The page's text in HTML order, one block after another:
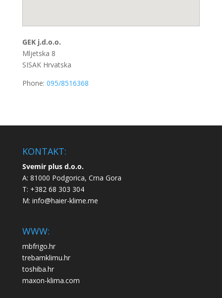
GEK j.d.o.o.
Mljetska 8
SISAK Hrvatska
Phone: 095/8516368
KONTAKT:
Svemir plus d.o.o.
A: 81000 Podgorica, Crna Gora
T: +382 68 303 304
M: info@haier-klime.me
WWW:
mbfrigo.hr
trebamklimu.hr
toshiba.hr
maxon-klima.com